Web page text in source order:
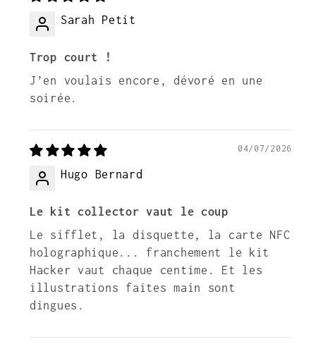
Sarah Petit
Trop court !
J’en voulais encore, dévoré en une
soirée.
04/07/2026
Hugo Bernard
Le kit collector vaut le coup
Le sifflet, la disquette, la carte NFC
holographique... franchement le kit
Hacker vaut chaque centime. Et les
illustrations faites main sont
dingues.